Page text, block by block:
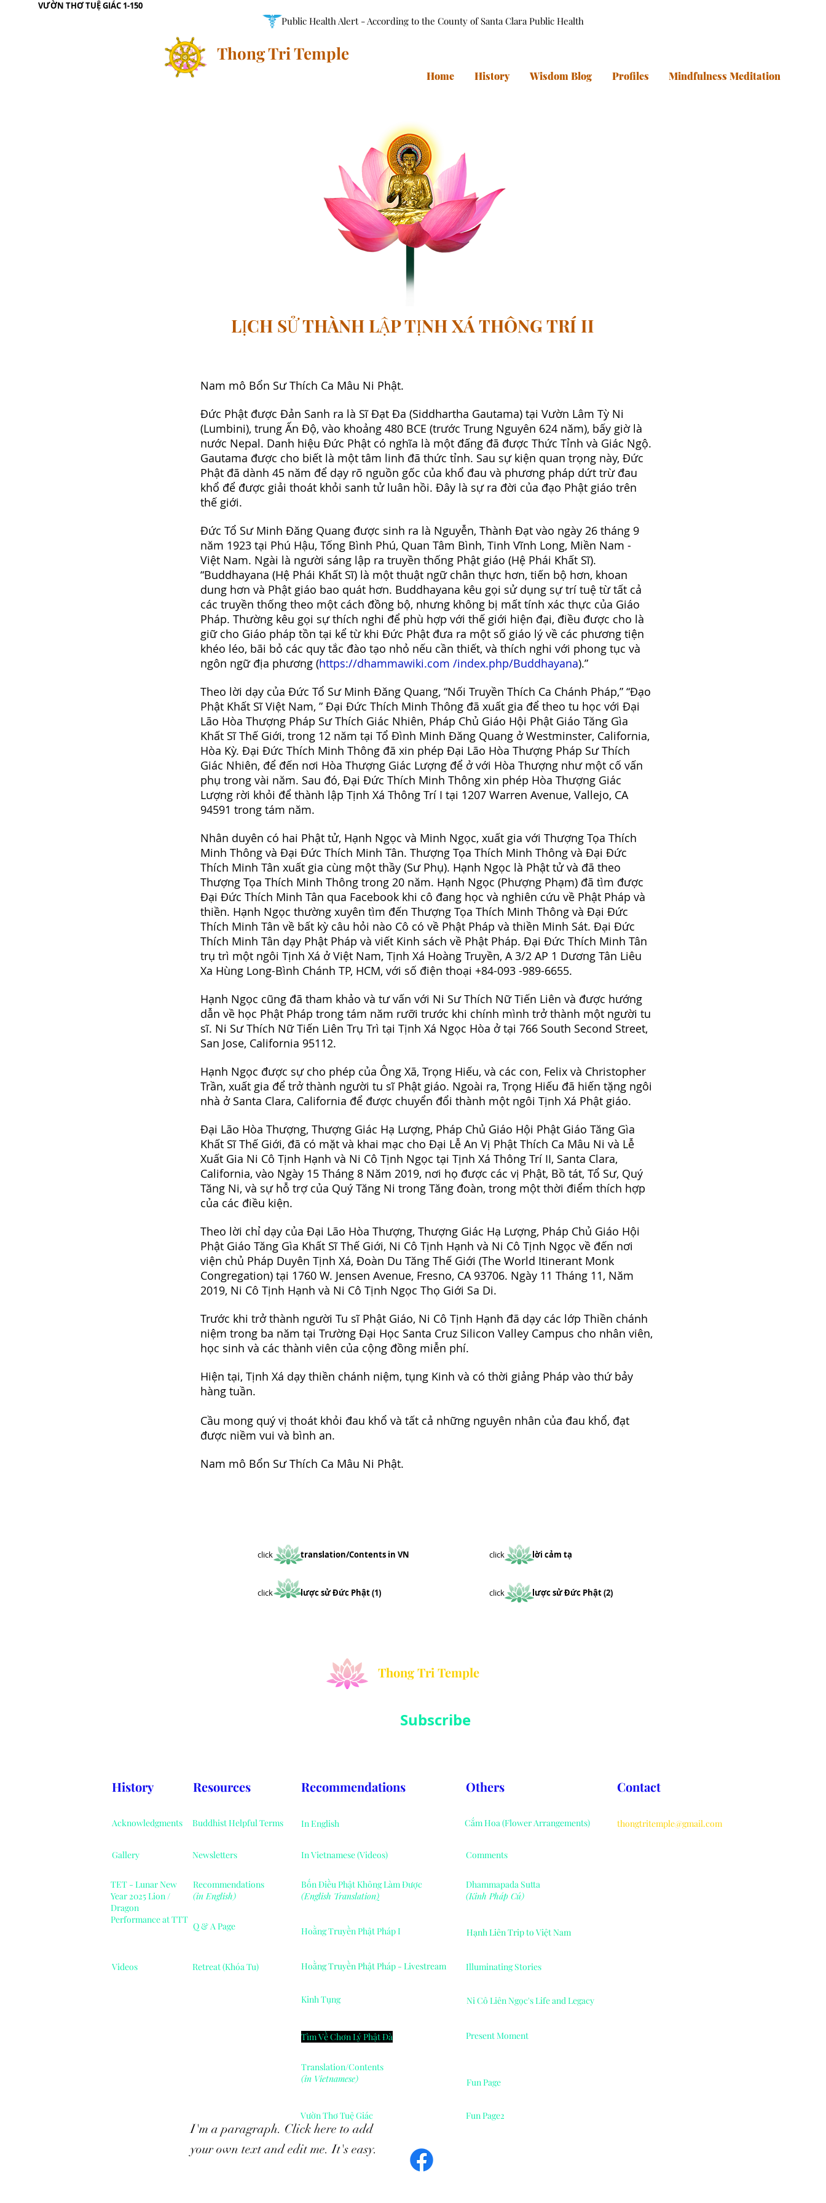
VƯỜN THƠ TUỆ GIÁC 1-150
LỊCH SỬ THÀNH LẬP TỊNH XÁ THÔNG TRÍ II
Nam mô Bổn Sư Thích Ca Mâu Ni Phật.
Đức Phật được Đản Sanh ra là Sĩ Đạt Đa (Siddhartha Gautama) tại Vườn Lâm Tỳ Ni
(Lumbini), trung Ấn Độ, vào khoảng 480 BCE (trước Trung Nguyên 624 năm), bấy giờ là
nước Nepal. Danh hiệu Đức Phật có nghĩa là một đấng đã được Thức Tỉnh và Giác Ngộ.
Gautama được cho biết là một tâm linh đã thức tỉnh. Sau sự kiện quan trọng này, Đức
Phật đã dành 45 năm để dạy rõ nguồn gốc của khổ đau và phương pháp dứt trừ đau
khổ để được giải thoát khỏi sanh tử luân hồi. Đây là sự ra đời của đạo Phật giáo trên
thế giới.
Đức Tổ Sư Minh Đăng Quang được sinh ra là Nguyễn, Thành Đạt vào ngày 26 tháng 9
năm 1923 tại Phú Hậu, Tống Bình Phú, Quan Tâm Bình, Tinh Vĩnh Long, Miền Nam -
Việt Nam. Ngài là người sáng lập ra truyền thống Phật giáo (Hệ Phái Khất Sĩ).
“Buddhayana (Hệ Phái Khất Sĩ) là một thuật ngữ chân thực hơn, tiến bộ hơn, khoan
dung hơn và Phật giáo bao quát hơn. Buddhayana kêu gọi sử dụng sự trí tuệ từ tất cả
các truyền thống theo một cách đồng bộ, nhưng không bị mất tính xác thực của Giáo
Pháp. Thường kêu gọi sự thích nghi để phù hợp với thế giới hiện đại, điều được cho là
giữ cho Giáo pháp tồn tại kể từ khi Đức Phật đưa ra một số giáo lý về các phương tiện
khéo léo, bãi bỏ các quy tắc đào tạo nhỏ nếu cần thiết, và thích nghi với phong tục và
ngôn ngữ địa phương (https://dhammawiki.com /index.php/Buddhayana).”
Theo lời dạy của Đức Tổ Sư Minh Đăng Quang, “Nối Truyền Thích Ca Chánh Pháp,” “Đạo
Phật Khất Sĩ Việt Nam, ” Đại Đức Thích Minh Thông đã xuất gia để theo tu học với Đại
Lão Hòa Thượng Pháp Sư Thích Giác Nhiên, Pháp Chủ Giáo Hội Phật Giáo Tăng Gìa
Khất Sĩ Thế Giới, trong 12 năm tại Tổ Đình Minh Đăng Quang ở Westminster, California,
Hòa Kỳ. Đại Đức Thích Minh Thông đã xin phép Đại Lão Hòa Thượng Pháp Sư Thích
Giác Nhiên, để đến nơi Hòa Thượng Giác Lượng để ở với Hòa Thượng như một cố vấn
phụ trong vài năm. Sau đó, Đại Đức Thích Minh Thông xin phép Hòa Thượng Giác
Lượng rời khỏi để thành lập Tịnh Xá Thông Trí I tại 1207 Warren Avenue, Vallejo, CA
94591 trong tám năm.
Nhân duyên có hai Phật tử, Hạnh Ngọc và Minh Ngọc, xuất gia với Thượng Tọa Thích
Minh Thông và Đại Đức Thích Minh Tân. Thượng Tọa Thích Minh Thông và Đại Đức
Thích Minh Tân xuất gia cùng một thầy (Sư Phụ). Hạnh Ngọc là Phật tử và đã theo
Thượng Tọa Thích Minh Thông trong 20 năm. Hạnh Ngọc (Phượng Phạm) đã tìm được
Đại Đức Thích Minh Tân qua Facebook khi cô đang học và nghiên cứu về Phật Pháp và
thiền. Hạnh Ngọc thường xuyên tìm đến Thượng Tọa Thích Minh Thông và Đại Đức
Thích Minh Tân về bất kỳ câu hỏi nào Cô có về Phật Pháp và thiền Minh Sát. Đại Đức
Thích Minh Tân dạy Phật Pháp và viết Kinh sách về Phật Pháp. Đại Đức Thích Minh Tân
trụ trì một ngôi Tịnh Xá ở Việt Nam, Tịnh Xá Hoàng Truyền, A 3/2 AP 1 Dương Tân Liêu
Xa Hùng Long-Bình Chánh TP, HCM, với số điện thoại +84-093 -989-6655.
Hạnh Ngọc cũng đã tham khảo và tư vấn với Ni Sư Thích Nữ Tiến Liên và được hướng
dẫn về học Phật Pháp trong tám năm rưỡi trước khi chính mình trở thành một người tu
sĩ. Ni Sư Thích Nữ Tiến Liên Trụ Trì tại Tịnh Xá Ngọc Hòa ở tại 766 South Second Street,
San Jose, California 95112.
Hạnh Ngọc được sự cho phép của Ông Xã, Trọng Hiếu, và các con, Felix và Christopher
Trần, xuất gia để trở thành người tu sĩ Phật giáo. Ngoài ra, Trọng Hiếu đã hiến tặng ngôi
nhà ở Santa Clara, California để được chuyển đổi thành một ngôi Tịnh Xá Phật giáo.
Đại Lão Hòa Thượng, Thượng Giác Hạ Lượng, Pháp Chủ Giáo Hội Phật Giáo Tăng Gìa
Khất Sĩ Thế Giới, đã có mặt và khai mạc cho Đại Lễ An Vị Phật Thích Ca Mâu Ni và Lễ
Xuất Gia Ni Cô Tịnh Hạnh và Ni Cô Tịnh Ngọc tại Tịnh Xá Thông Trí II, Santa Clara,
California, vào Ngày 15 Tháng 8 Năm 2019, nơi họ được các vị Phật, Bồ tát, Tổ Sư, Quý
Tăng Ni, và sự hỗ trợ của Quý Tăng Ni trong Tăng đoàn, trong một thời điểm thích hợp
của các điều kiện.
Theo lời chỉ dạy của Đại Lão Hòa Thượng, Thượng Giác Hạ Lượng, Pháp Chủ Giáo Hội
Phật Giáo Tăng Gìa Khất Sĩ Thế Giới, Ni Cô Tịnh Hạnh và Ni Cô Tịnh Ngọc về đến nơi
viện chủ Pháp Duyên Tịnh Xá, Đoàn Du Tăng Thế Giới (The World Itinerant Monk
Congregation) tại 1760 W. Jensen Avenue, Fresno, CA 93706. Ngày 11 Tháng 11, Năm
2019, Ni Cô Tịnh Hạnh và Ni Cô Tịnh Ngọc Thọ Giới Sa Di.
Trước khi trở thành người Tu sĩ Phật Giáo, Ni Cô Tịnh Hạnh đã dạy các lớp Thiền chánh
niệm trong ba năm tại Trường Đại Học Santa Cruz Silicon Valley Campus cho nhân viên,
học sinh và các thành viên của cộng đồng miễn phí.
Hiện tại, Tịnh Xá dạy thiền chánh niệm, tụng Kinh và có thời giảng Pháp vào thứ bảy
hàng tuần.
Cầu mong quý vị thoát khỏi đau khổ và tất cả những nguyên nhân của đau khổ, đạt
được niềm vui và bình an.
Nam mô Bổn Sư Thích Ca Mâu Ni Phật.
clicktranslation/Contents in VN clicklời cảm tạ
clicklược sử Đức Phật (1) clicklược sử Đức Phật (2)
Thong Tri Temple
Public Health Alert - According to the County of Santa Clara Public Health
Home History Wisdom Blog Profiles Mindfulness Meditation
Thong Tri Temple
History
Acknowledgments
Gallery
Videos
Subscribe
Recommendations
In English
In Vietnamese (Videos)
Bốn Điều Phật Không Làm Được
(English Translation)
Hoằng Truyền Phật Pháp I
Hoằng Truyền Phật Pháp - Livestream
Kinh Tụng
Tìm Về Chơn Lý Phật Đà
Others
Cắm Hoa (Flower Arrangements)
Comments
Dhammapada Sutta
(Kinh Pháp Cú)
Hạnh Liên Trip to Việt Nam
Illuminating Stories
Ni Cô Liên Ngọc's Life and Legacy
Present Moment
Resources
Buddhist Helpful Terms
Newsletters
Recommendations
(in English)
Retreat (Khóa Tu)
Q & A Page
TET - Lunar New
Year 2025 Lion /
Dragon
Performance at TTT
Translation/Contents
(in Vietnamese)
Fun Page
I'm a paragraph. Click here to add
your own text and edit me. It's easy.
Vườn Thơ Tuệ Giác Fun Page2
Contact
thongtritemple@gmail.com